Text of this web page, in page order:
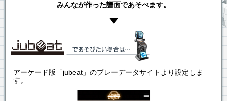
みんなが作った譜面であそべます。
アーケード版「jubeat」のプレーデータサイトより設定しま
す。